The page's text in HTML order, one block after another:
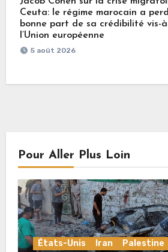
Ceuta: le régime marocain a
bonne part de sa crédibilité vis-
l’Union européenne
5 août 2026
Pour Aller Plus Loin
États-Unis Iran Palestine